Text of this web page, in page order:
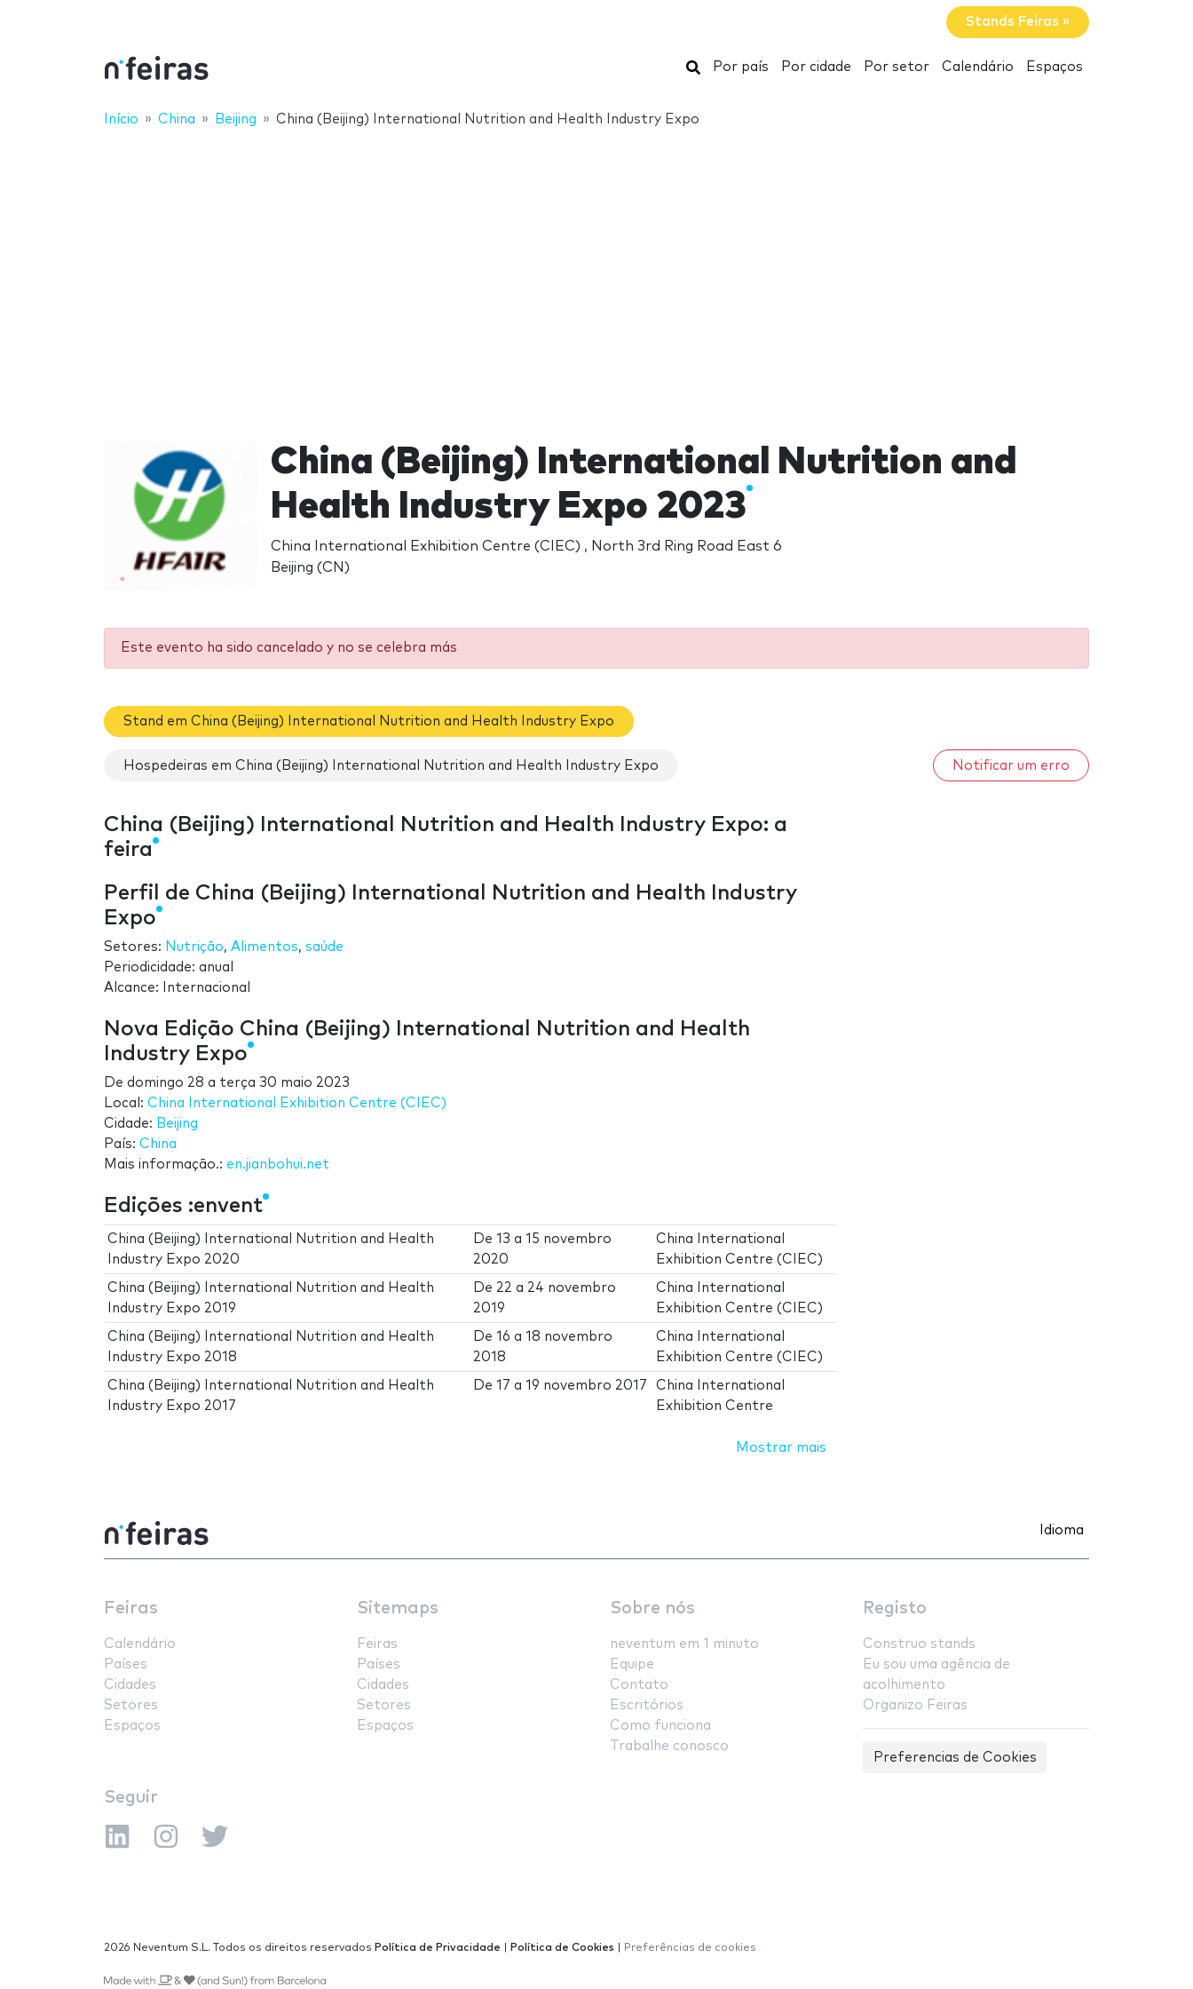
Stands Feiras »
Buscar
Por país Por cidade Por setor Calendário Espaços
Início China Beijing China (Beijing) International Nutrition and Health Industry Expo
China (Beijing) International Nutrition and
Health Industry Expo 2023
China International Exhibition Centre (CIEC) , North 3rd Ring Road East 6
Beijing (CN)
Este evento ha sido cancelado y no se celebra más
Stand em China (Beijing) International Nutrition and Health Industry Expo
Hospedeiras em China (Beijing) International Nutrition and Health Industry Expo Notificar um erro
China (Beijing) International Nutrition and Health Industry Expo: a
feira
Perfil de China (Beijing) International Nutrition and Health Industry
Expo
Setores: Nutrição, Alimentos, saúde
Periodicidade: anual
Alcance: Internacional
Nova Edição China (Beijing) International Nutrition and Health
Industry Expo
De domingo 28 a terça 30 maio 2023
Local: China International Exhibition Centre (CIEC)
Cidade: Beijing
País: China
Mais informação.: en.jianbohui.net
Edições :envent
China (Beijing) International Nutrition and Health
Industry Expo 2020
De13 a15 novembro
2020
China International
Exhibition Centre (CIEC)
China (Beijing) International Nutrition and Health
Industry Expo 2019
De 22 a 24 novembro
2019
China International
Exhibition Centre (CIEC)
China (Beijing) International Nutrition and Health
Industry Expo 2018
De16 a18 novembro
2018
China International
Exhibition Centre (CIEC)
China (Beijing) International Nutrition and Health
Industry Expo 2017
De17 a19 novembro 2017
China International
Exhibition Centre
Mostrar mais
Idioma
Feiras
Calendário
Países
Cidades
Setores
Espaços
Sitemaps
Feiras
Países
Cidades
Setores
Espaços
Sobre nós
neventum em 1 minuto
Equipe
Contato
Escritórios
Como funciona
Trabalhe conosco
Registo
Construo stands
Eu sou uma agência de
acolhimento
Organizo Feiras
Preferencias de Cookies
Seguir
2026 Neventum S.L. Todos os direitos reservados Política de Privacidade Política de Cookies Preferências de cookies